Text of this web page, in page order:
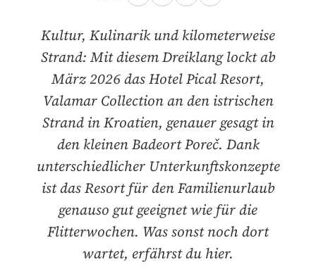
Kultur, Kulinarik und kilometerweise
Strand: Mit diesem Dreiklang lockt ab
März 2026 das Hotel Pical Resort,
Valamar Collection an den istrischen
Strand in Kroatien, genauer gesagt in
den kleinen Badeort Poreč. Dank
unterschiedlicher Unterkunftskonzepte
ist das Resort für den Familienurlaub
genauso gut geeignet wie für die
Flitterwochen. Was sonst noch dort
wartet, erfährst du hier.